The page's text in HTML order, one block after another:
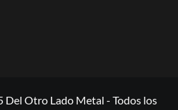
Otro Lado Metal - Todos los